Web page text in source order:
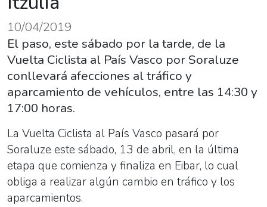
10/04/2019
El paso, este sábado por la tarde, de la
Vuelta Ciclista al País Vasco por Soraluze
conllevará afecciones al tráfico y
aparcamiento de vehículos, entre las 14:30 y
17:00 horas.
La Vuelta Ciclista al País Vasco pasará por
Soraluze este sábado, 13 de abril, en la última
etapa que comienza y finaliza en Eibar, lo cual
obliga a realizar algún cambio en tráfico y los
aparcamientos.